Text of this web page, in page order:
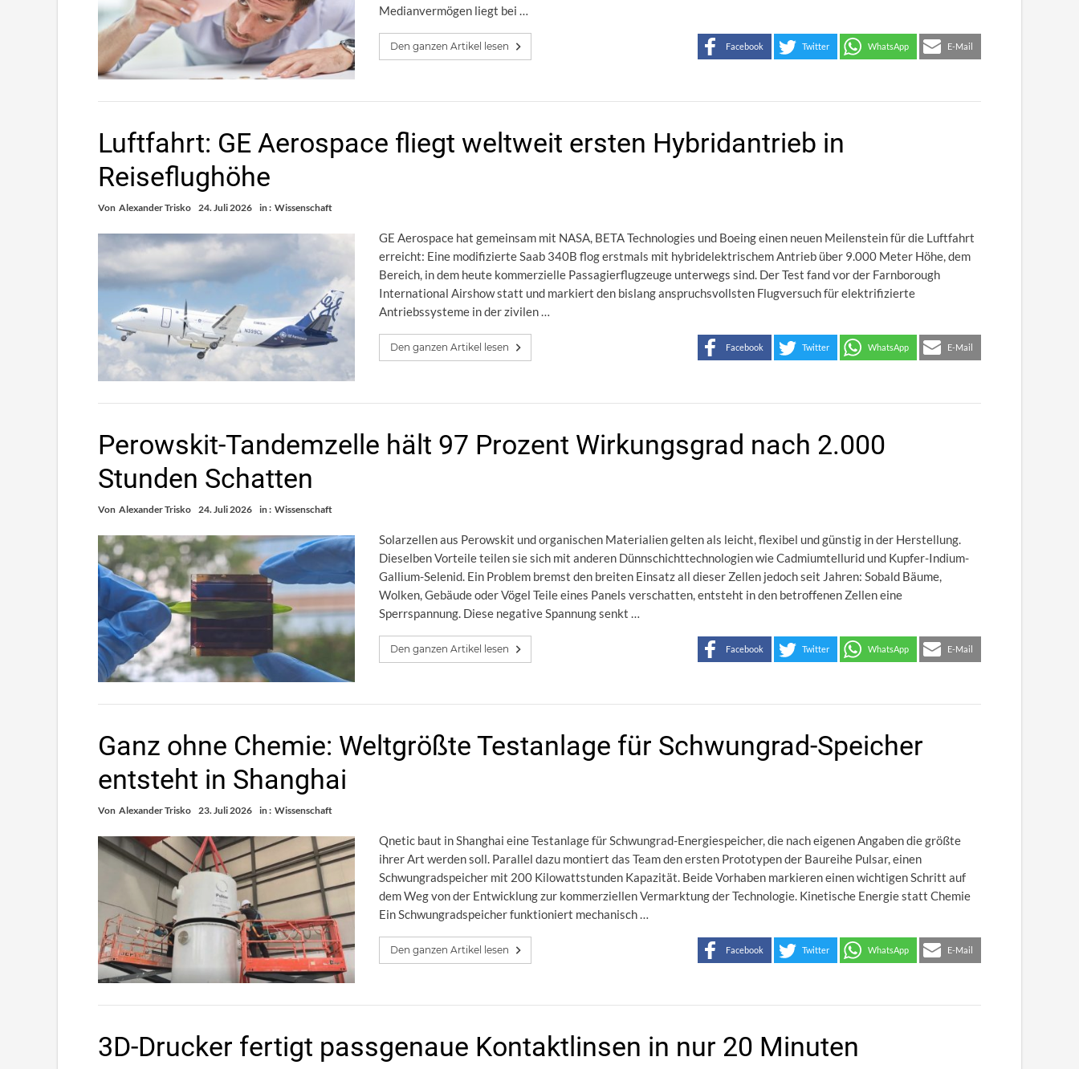
Medianvermögen liegt bei …
Den ganzen Artikel lesen Facebook Twitter WhatsApp E-Mail
Luftfahrt: GE Aerospace fliegt weltweit ersten Hybridantrieb in
Reiseflughöhe
Von Alexander Trisko 24. Juli 2026 in : Wissenschaft
GE Aerospace hat gemeinsam mit NASA, BETA Technologies und Boeing einen neuen Meilenstein für die Luftfahrt
erreicht: Eine modifizierte Saab 340B flog erstmals mit hybridelektrischem Antrieb über 9.000 Meter Höhe, dem
Bereich, in dem heute kommerzielle Passagierflugzeuge unterwegs sind. Der Test fand vor der Farnborough
International Airshow statt und markiert den bislang anspruchsvollsten Flugversuch für elektrifizierte
Antriebssysteme in der zivilen …
Den ganzen Artikel lesen Facebook Twitter WhatsApp E-Mail
Perowskit-Tandemzelle hält 97 Prozent Wirkungsgrad nach 2.000
Stunden Schatten
Von Alexander Trisko 24. Juli 2026 in : Wissenschaft
Solarzellen aus Perowskit und organischen Materialien gelten als leicht, flexibel und günstig in der Herstellung.
Dieselben Vorteile teilen sie sich mit anderen Dünnschichttechnologien wie Cadmiumtellurid und Kupfer-Indium-
Gallium-Selenid. Ein Problem bremst den breiten Einsatz all dieser Zellen jedoch seit Jahren: Sobald Bäume,
Wolken, Gebäude oder Vögel Teile eines Panels verschatten, entsteht in den betroffenen Zellen eine
Sperrspannung. Diese negative Spannung senkt …
Den ganzen Artikel lesen Facebook Twitter WhatsApp E-Mail
Ganz ohne Chemie: Weltgrößte Testanlage für Schwungrad-Speicher
entsteht in Shanghai
Von Alexander Trisko 23. Juli 2026 in : Wissenschaft
Qnetic baut in Shanghai eine Testanlage für Schwungrad-Energiespeicher, die nach eigenen Angaben die größte
ihrer Art werden soll. Parallel dazu montiert das Team den ersten Prototypen der Baureihe Pulsar, einen
Schwungradspeicher mit 200 Kilowattstunden Kapazität. Beide Vorhaben markieren einen wichtigen Schritt auf
dem Weg von der Entwicklung zur kommerziellen Vermarktung der Technologie. Kinetische Energie statt Chemie
Ein Schwungradspeicher funktioniert mechanisch …
Den ganzen Artikel lesen Facebook Twitter WhatsApp E-Mail
3D-Drucker fertigt passgenaue Kontaktlinsen in nur 20 Minuten